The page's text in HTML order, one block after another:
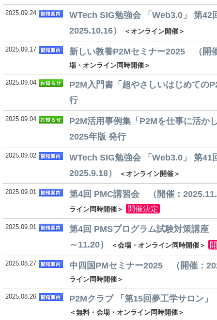
2025.09.24
WTech SIG勉強会 「Web3.0」 第
2025.10.16）
＜オンライン開催＞
2025.09.17 新しい教養P2Mセミナー2025 （開
場・オンライン同時開催＞
2025.09.04
P2M入門書「超やさしいはじめての
行
2025.09.04
P2M活用事例集「P2Mを仕事に活か
2025年版 発行
2025.09.02
WTech SIG勉強会 「Web3.0」 第
2025.9.18）
＜オンライン開催＞
2025.09.01 第4回 PMC講習会 （開催：
ライン同時開催＞ 開催決定
2025.09.01
第4回 PMSプログラム試験対策講座
～11.20）
＜会場・オンライン同時開催＞
2025.08.27 中四国PMセミナー2025 （開催：
ライン同時開催＞
2025.08.26 P2Mクラブ 「第15回夢工学サロン
＜無料・会場・オンライン同時開催＞